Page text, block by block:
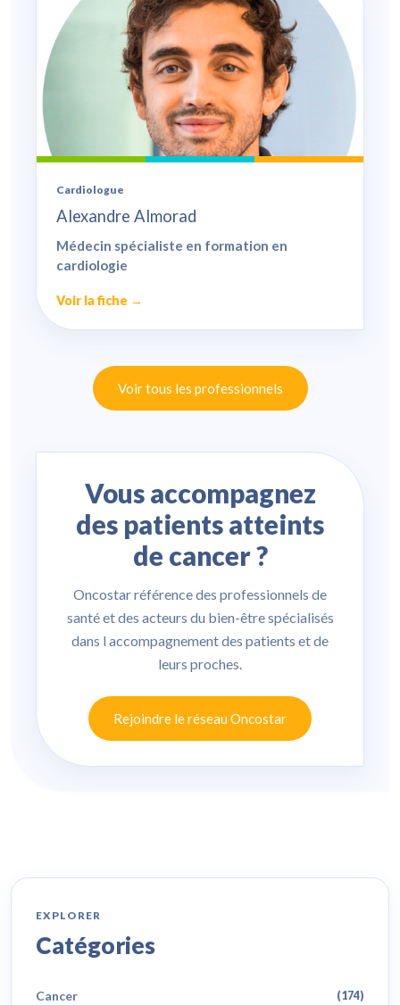
Cardiologue
Alexandre Almorad
Médecin spécialiste en formation en
cardiologie
Voir la fiche →
Voir tous les professionnels
Vous accompagnez
des patients atteints
de cancer ?
Oncostar référence des professionnels de
santé et des acteurs du bien-être spécialisés
dans l accompagnement des patients et de
leurs proches.
Rejoindre le réseau Oncostar
EXPLORER
Catégories
Cancer (174)